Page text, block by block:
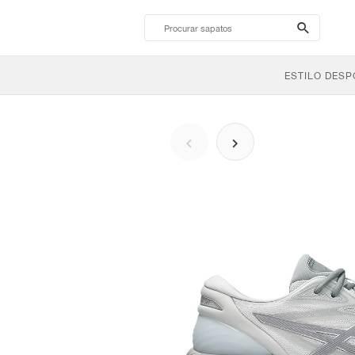
search-
btn
ESTILO